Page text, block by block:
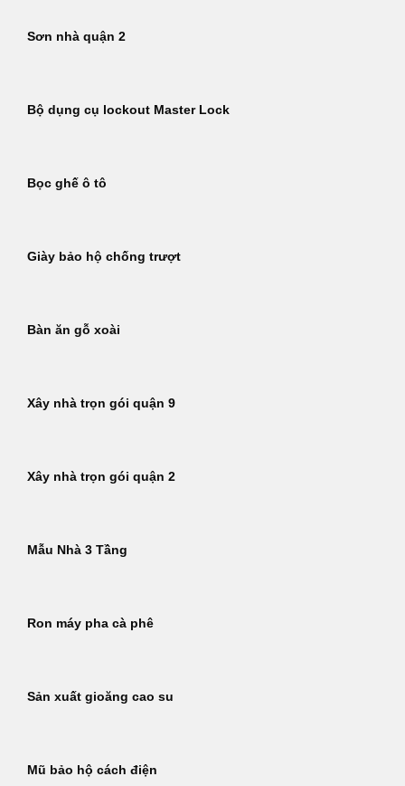
Sơn nhà quận 2
Bộ dụng cụ lockout Master Lock
Bọc ghế ô tô
Giày bảo hộ chống trượt
Bàn ăn gỗ xoài
Xây nhà trọn gói quận 9
Xây nhà trọn gói quận 2
Mẫu Nhà 3 Tầng
Ron máy pha cà phê
Sản xuất gioăng cao su
Mũ bảo hộ cách điện